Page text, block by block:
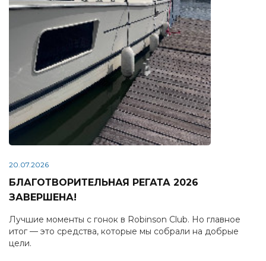
20.07.2026
БЛАГОТВОРИТЕЛЬНАЯ РЕГАТА 2026
ЗАВЕРШЕНА!
Лучшие моменты с гонок в Robinson Club. Но главное
итог — это средства, которые мы собрали на добрые
цели.